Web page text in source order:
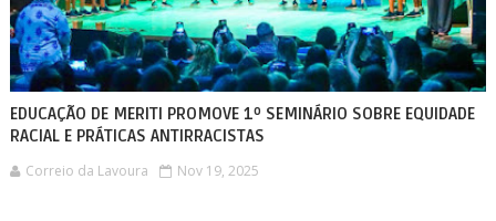
EDUCAÇÃO DE MERITI PROMOVE 1º SEMINÁRIO SOBRE EQUIDADE
RACIAL E PRÁTICAS ANTIRRACISTAS
Correio da Lavoura Nov 19, 2025